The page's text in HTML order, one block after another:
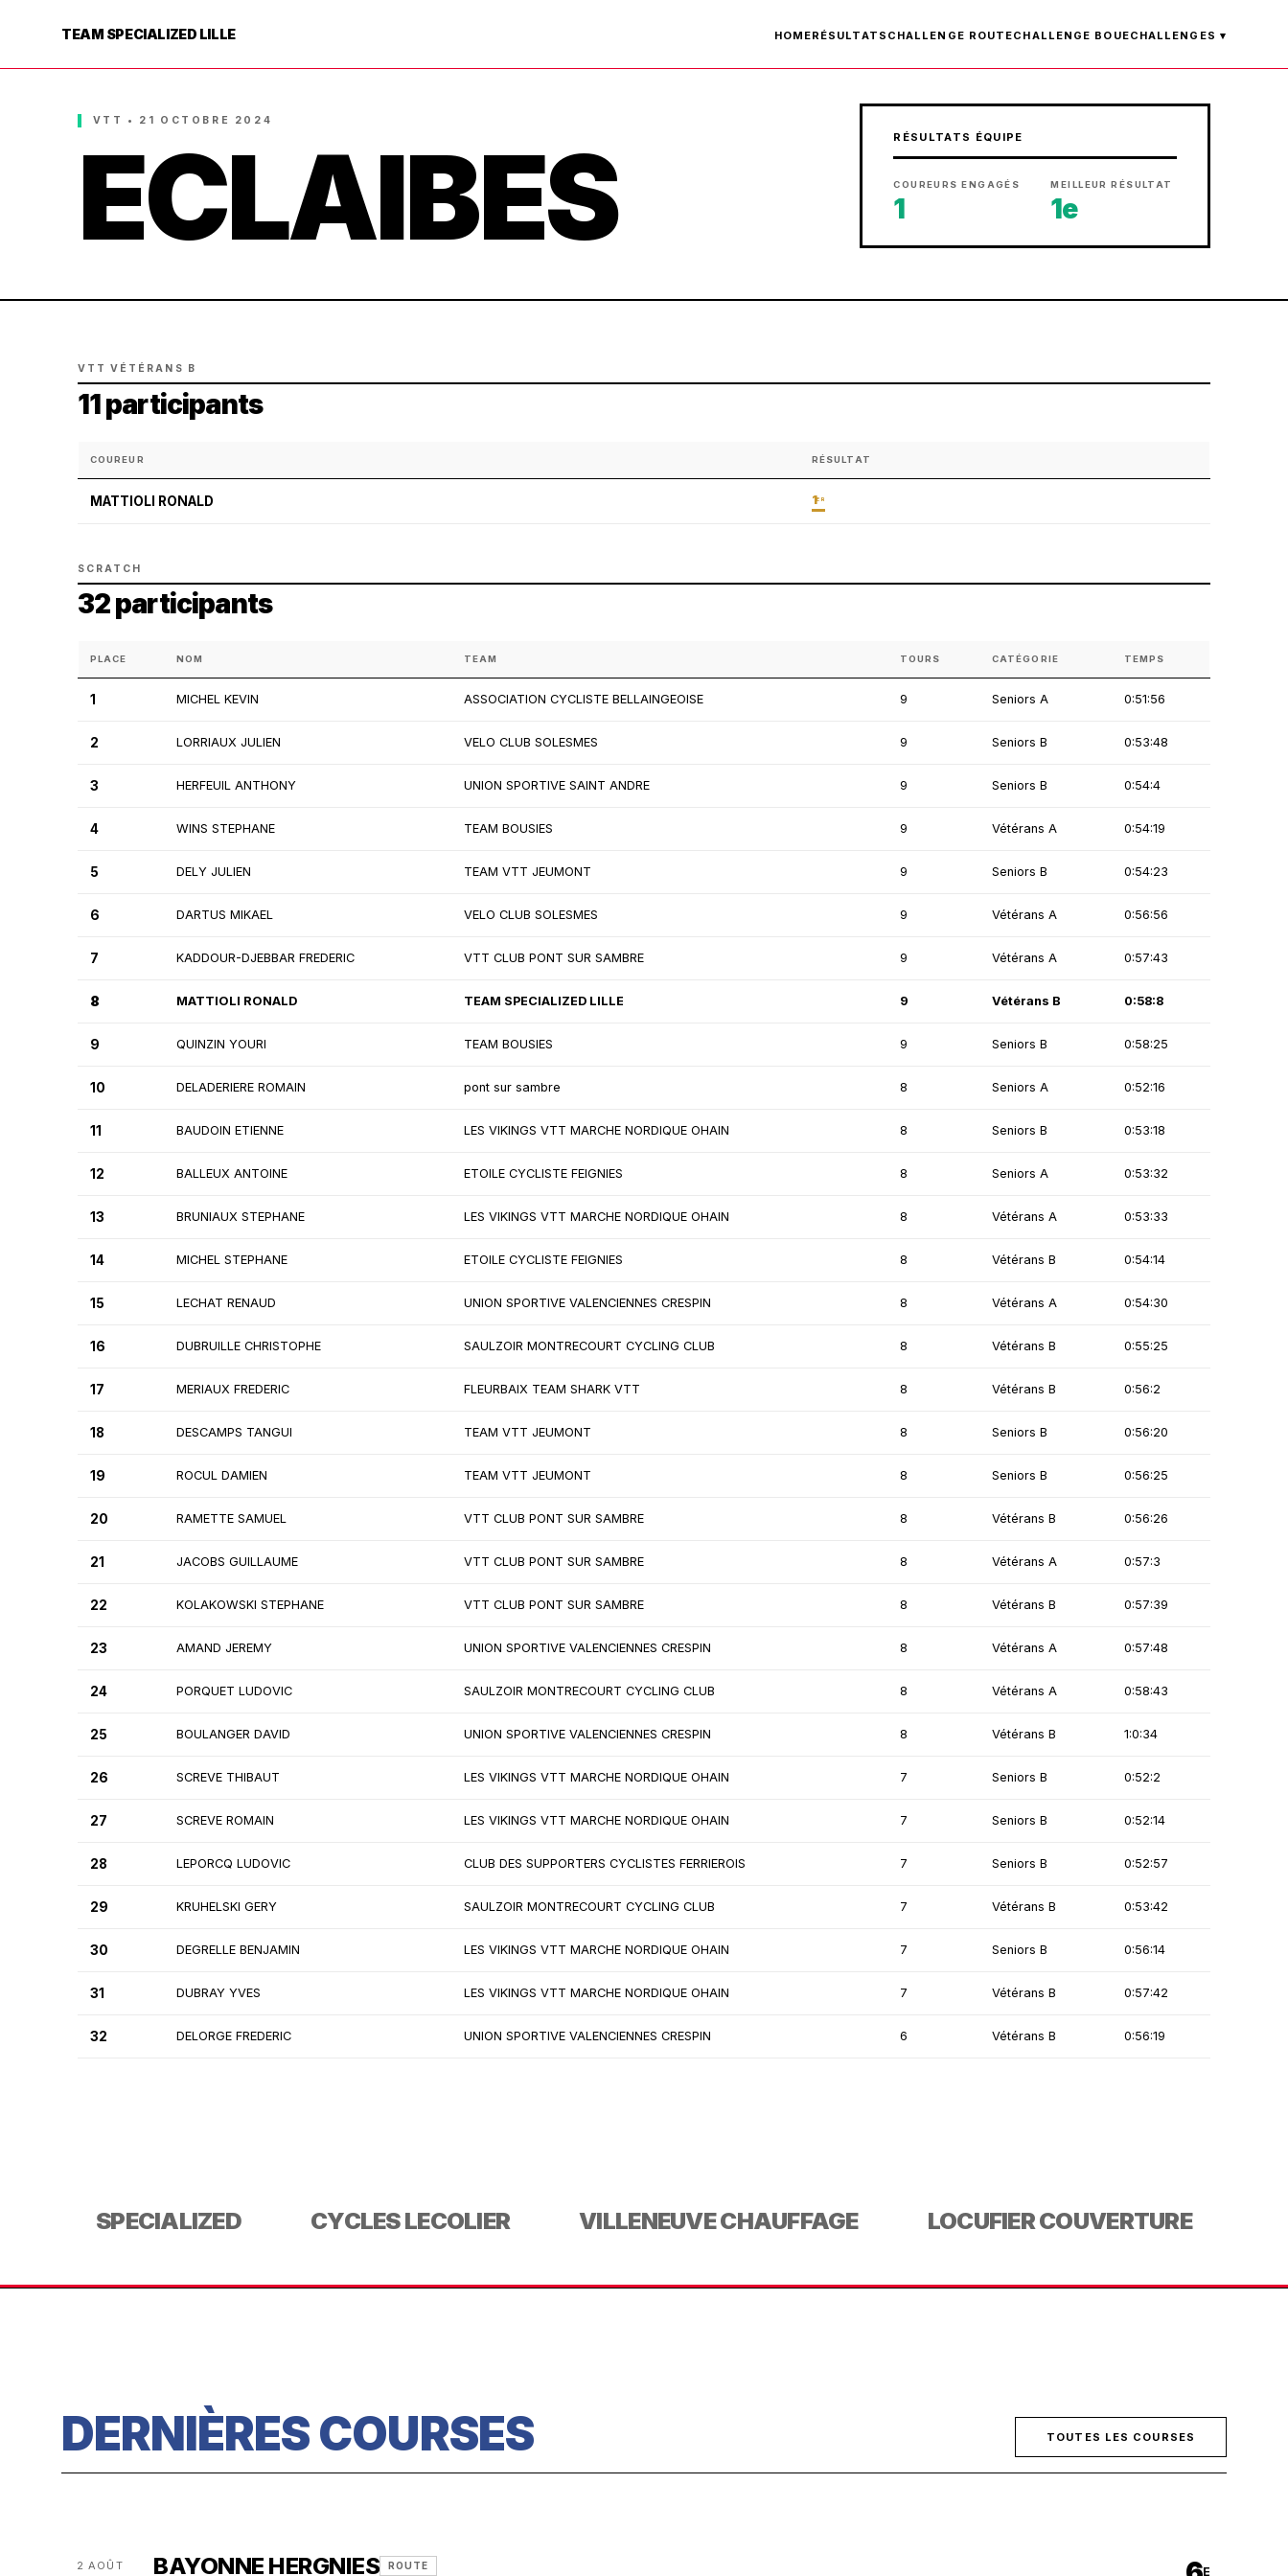
TEAM SPECIALIZED LILLE HOMERÉSULTATS CHALLENGE ROUTECHALLENGE BOUECHALLENGES ▾
VTT • 21 OCTOBRE 2024
ECLAIBES RÉSULTATS ÉQUIPE
COUREURS ENGAGÉS
1
MEILLEUR RÉSULTAT
1e
VTT VÉTÉRANS B
11 participants
COUREUR RÉSULTAT
MATTIOLI RONALD 1ER
SCRATCH
32 participants
PLACE NOM TEAM TOURS CATÉGORIE TEMPS
1 MICHEL KEVIN ASSOCIATION CYCLISTE BELLAINGEOISE 9 Seniors A 0:51:56
2 LORRIAUX JULIEN VELO CLUB SOLESMES 9 Seniors B 0:53:48
3 HERFEUIL ANTHONY UNION SPORTIVE SAINT ANDRE 9 Seniors B 0:54:4
4 WINS STEPHANE TEAM BOUSIES 9 Vétérans A 0:54:19
5 DELY JULIEN TEAM VTT JEUMONT 9 Seniors B 0:54:23
6 DARTUS MIKAEL VELO CLUB SOLESMES 9 Vétérans A 0:56:56
7 KADDOUR-DJEBBAR FREDERIC VTT CLUB PONT SUR SAMBRE 9 Vétérans A 0:57:43
8 MATTIOLI RONALD TEAM SPECIALIZED LILLE 9 Vétérans B 0:58:8
9 QUINZIN YOURI TEAM BOUSIES 9 Seniors B 0:58:25
10 DELADERIERE ROMAIN pont sur sambre 8 Seniors A 0:52:16
11 BAUDOIN ETIENNE LES VIKINGS VTT MARCHE NORDIQUE OHAIN 8 Seniors B 0:53:18
12 BALLEUX ANTOINE ETOILE CYCLISTE FEIGNIES 8 Seniors A 0:53:32
13 BRUNIAUX STEPHANE LES VIKINGS VTT MARCHE NORDIQUE OHAIN 8 Vétérans A 0:53:33
14 MICHEL STEPHANE ETOILE CYCLISTE FEIGNIES 8 Vétérans B 0:54:14
15 LECHAT RENAUD UNION SPORTIVE VALENCIENNES CRESPIN 8 Vétérans A 0:54:30
16 DUBRUILLE CHRISTOPHE SAULZOIR MONTRECOURT CYCLING CLUB 8 Vétérans B 0:55:25
17 MERIAUX FREDERIC FLEURBAIX TEAM SHARK VTT 8 Vétérans B 0:56:2
18 DESCAMPS TANGUI TEAM VTT JEUMONT 8 Seniors B 0:56:20
19 ROCUL DAMIEN TEAM VTT JEUMONT 8 Seniors B 0:56:25
20 RAMETTE SAMUEL VTT CLUB PONT SUR SAMBRE 8 Vétérans B 0:56:26
21 JACOBS GUILLAUME VTT CLUB PONT SUR SAMBRE 8 Vétérans A 0:57:3
22 KOLAKOWSKI STEPHANE VTT CLUB PONT SUR SAMBRE 8 Vétérans B 0:57:39
23 AMAND JEREMY UNION SPORTIVE VALENCIENNES CRESPIN 8 Vétérans A 0:57:48
24 PORQUET LUDOVIC SAULZOIR MONTRECOURT CYCLING CLUB 8 Vétérans A 0:58:43
25 BOULANGER DAVID UNION SPORTIVE VALENCIENNES CRESPIN 8 Vétérans B 1:0:34
26 SCREVE THIBAUT LES VIKINGS VTT MARCHE NORDIQUE OHAIN 7 Seniors B 0:52:2
27 SCREVE ROMAIN LES VIKINGS VTT MARCHE NORDIQUE OHAIN 7 Seniors B 0:52:14
28 LEPORCQ LUDOVIC CLUB DES SUPPORTERS CYCLISTES FERRIEROIS 7 Seniors B 0:52:57
29 KRUHELSKI GERY SAULZOIR MONTRECOURT CYCLING CLUB 7 Vétérans B 0:53:42
30 DEGRELLE BENJAMIN LES VIKINGS VTT MARCHE NORDIQUE OHAIN 7 Seniors B 0:56:14
31 DUBRAY YVES LES VIKINGS VTT MARCHE NORDIQUE OHAIN 7 Vétérans B 0:57:42
32 DELORGE FREDERIC UNION SPORTIVE VALENCIENNES CRESPIN 6 Vétérans B 0:56:19
SPECIALIZED CYCLES LECOLIER VILLENEUVE CHAUFFAGE LOCUFIER COUVERTURE
DERNIÈRES COURSES TOUTES LES COURSES
2 AOÛT BAYONNE HERGNIES ROUTE E